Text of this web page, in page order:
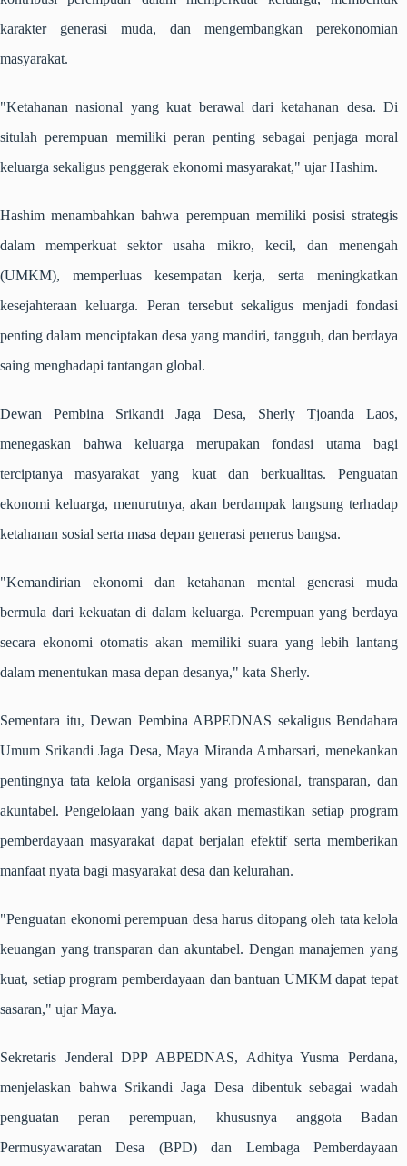
karakter generasi muda, dan mengembangkan perekonomian
masyarakat.
"Ketahanan nasional yang kuat berawal dari ketahanan desa. Di
situlah perempuan memiliki peran penting sebagai penjaga moral
keluarga sekaligus penggerak ekonomi masyarakat," ujar Hashim.
Hashim menambahkan bahwa perempuan memiliki posisi strategis
dalam memperkuat sektor usaha mikro, kecil, dan menengah
(UMKM), memperluas kesempatan kerja, serta meningkatkan
kesejahteraan keluarga. Peran tersebut sekaligus menjadi fondasi
penting dalam menciptakan desa yang mandiri, tangguh, dan berdaya
saing menghadapi tantangan global.
Dewan Pembina Srikandi Jaga Desa, Sherly Tjoanda Laos,
menegaskan bahwa keluarga merupakan fondasi utama bagi
terciptanya masyarakat yang kuat dan berkualitas. Penguatan
ekonomi keluarga, menurutnya, akan berdampak langsung terhadap
ketahanan sosial serta masa depan generasi penerus bangsa.
"Kemandirian ekonomi dan ketahanan mental generasi muda
bermula dari kekuatan di dalam keluarga. Perempuan yang berdaya
secara ekonomi otomatis akan memiliki suara yang lebih lantang
dalam menentukan masa depan desanya," kata Sherly.
Sementara itu, Dewan Pembina ABPEDNAS sekaligus Bendahara
Umum Srikandi Jaga Desa, Maya Miranda Ambarsari, menekankan
pentingnya tata kelola organisasi yang profesional, transparan, dan
akuntabel. Pengelolaan yang baik akan memastikan setiap program
pemberdayaan masyarakat dapat berjalan efektif serta memberikan
manfaat nyata bagi masyarakat desa dan kelurahan.
"Penguatan ekonomi perempuan desa harus ditopang oleh tata kelola
keuangan yang transparan dan akuntabel. Dengan manajemen yang
kuat, setiap program pemberdayaan dan bantuan UMKM dapat tepat
sasaran," ujar Maya.
Sekretaris Jenderal DPP ABPEDNAS, Adhitya Yusma Perdana,
menjelaskan bahwa Srikandi Jaga Desa dibentuk sebagai wadah
penguatan peran perempuan, khususnya anggota Badan
Permusyawaratan Desa (BPD) dan Lembaga Pemberdayaan